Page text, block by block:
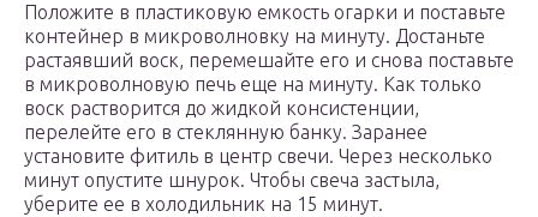
Положите в пластиковую емкость огарки и поставьте
контейнер в микроволновку на минуту. Достаньте
растаявший воск, перемешайте его и снова поставьте
в микроволновую печь еще на минуту. Как только
воск растворится до жидкой консистенции,
перелейте его в стеклянную банку. Заранее
установите фитиль в центр свечи. Через несколько
минут опустите шнурок. Чтобы свеча застыла,
уберите ее в холодильник на 15 минут.